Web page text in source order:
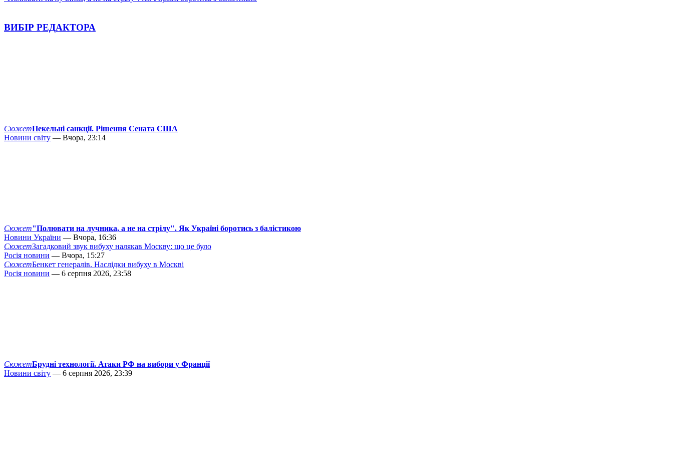
ВИБІР РЕДАКТОРА
СюжетПекельні санкції. Рішення Сената США
Новини світу — Вчора, 23:14
Сюжет"Полювати на лучника, а не на стрілу". Як Україні боротись з балістикою
Новини України — Вчора, 16:36
СюжетЗагадковий звук вибуху налякав Москву: що це було
Росія новини — Вчора, 15:27
СюжетБенкет генералів. Наслідки вибуху в Москві
Росія новини — 6 серпня 2026, 23:58
СюжетБрудні технології. Атаки РФ на вибори у Франції
Новини світу — 6 серпня 2026, 23:39